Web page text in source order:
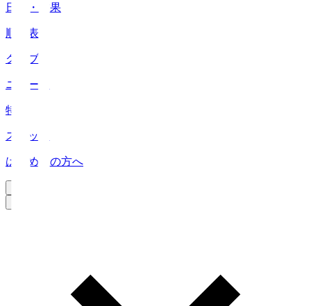
日程・結果
順位表
クラブ
ニュース
特集
スタッツ
はじめての方へ